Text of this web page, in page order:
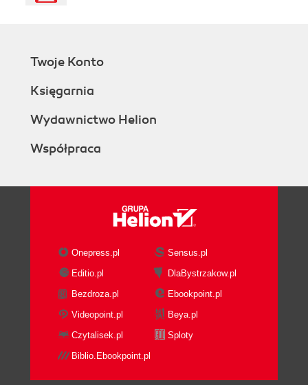
Twoje Konto
Księgarnia
Wydawnictwo Helion
Współpraca
Onepress.pl
Sensus.pl
Editio.pl
DlaBystrzakow.pl
Bezdroza.pl
Ebookpoint.pl
Videopoint.pl
Beya.pl
Czytalisek.pl
Sploty
Biblio.Ebookpoint.pl